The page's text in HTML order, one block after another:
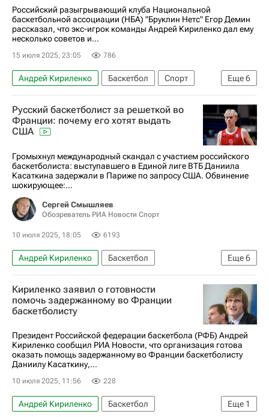
Российский разыгрывающий клуба Национальной
баскетбольной ассоциации (НБА) "Бруклин Нетс" Егор Демин
рассказал, что экс-игрок команды Андрей Кириленко дал ему
несколько советов и...
15 июля 2025, 23:05 786
Еще6
Андрей Кириленко Баскетбол
Спорт
Бруклин
США
Егор Демин
Бруклин Нетс
Юта Джаз
Российская федерация баскетбола (РФБ)
Русский баскетболист за решеткой во
Франции: почему его хотят выдать
США
Громыхнул международный скандал с участием российского
баскетболиста: выступавшего в Единой лиге ВТБ Даниила
Касаткина задержали в Париже по запросу США. Обвинение
шокирующее:...
Сергей Смышляев
Обозреватель РИА Новости Спорт
10 июля 2025, 18:05 6193
Еще6
Андрей Кириленко
Баскетбол
Даниил Касаткин
Мария Захарова
Российская федерация баскетбола (РФБ)
Единая лига ВТБ
Вокруг спорта
Кириленко заявил о готовности
помочь задержанному во Франции
баскетболисту
Президент Российской федерации баскетбола (РФБ) Андрей
Кириленко сообщил РИА Новости, что организация готова
оказать помощь задержанному во Франции баскетболисту
Даниилу Касаткину,...
10 июля 2025, 11:56 228
Еще 1
Андрей Кириленко
Баскетбол